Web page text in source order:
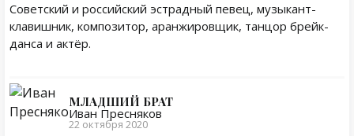
Советский и российский эстрадный певец, музыкант-
клавишник, композитор, аранжировщик, танцор брейк-
данса и актёр.
МЛАДШИЙ БРАТ
Иван Пресняков
22 октября 2020